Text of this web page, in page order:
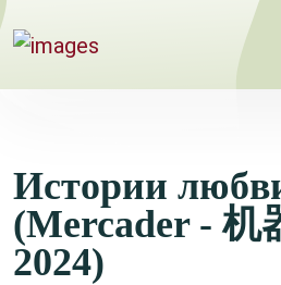
Истории
(Mercader - 机
2024)